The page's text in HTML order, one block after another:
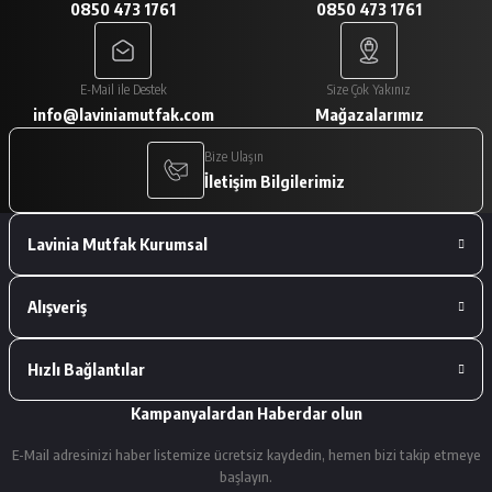
A... V... | 29/01/2026
Paketleme çok iyiydi. Ürünler tam
istediğimiz gibiydi.
A... V... | 29/01/2026
Deneyimini Paylaş
0850 473 1761 0850 473 1761
E-Mail ile Destek
info@laviniamutfak.com
Size Çok Yakınız
Mağazalarımız
Bize Ulaşın
İletişim Bilgilerimiz
Lavinia Mutfak Kurumsal
Alışveriş
Hızlı Bağlantılar
Kampanyalardan Haberdar olun
E-Mail adresinizi haber listemize ücretsiz kaydedin, hemen bizi takip etmeye
başlayın.